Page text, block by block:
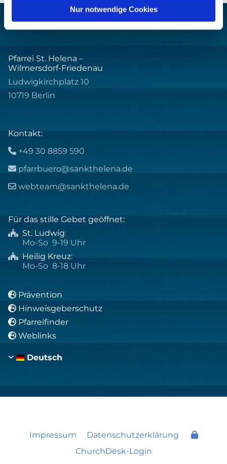
Nur notwendige Cookies
Pfarrei St. Helena –
Wilmersdorf-Friedenau
Ludwigkirchplatz 10
10719 Berlin
Kontakt:
 +49 30 8859 590
 pfarrbuero@sankthelena.de
 webteam@sankthelena.de
Für das stille Gebet geöffnet:
 St. Ludwig:
Mo-So 9-19 Uhr
 Heilig Kreuz:
Mo-So 8-18 Uhr
 Prävention
 Hinweisgeberschutz
 Pfarreifinder
 Weblinks
Deutsch
Impressum
Datenschutzerklärung
ChurchDesk-Login